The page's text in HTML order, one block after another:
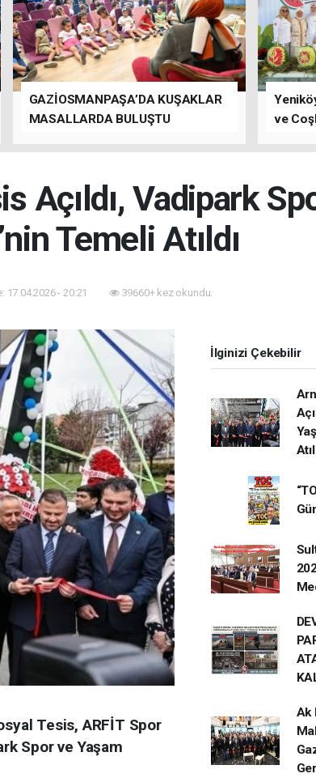
GAZİOSMANPAŞA’DA KUŞAKLAR
MASALLARDA BULUŞTU
ve
Açıldı, Vadipark
Temeli Atıldı
17.04.2026 - 20:21 39660+ kez okundu.
Tesis, ARFİT Spor
Spor ve Yaşam
İlginizi Çekebilir
Ak